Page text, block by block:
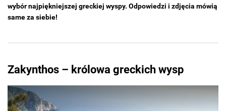
wybór najpiękniejszej greckiej wyspy. Odpowiedzi i zdjęcia mówią
same za siebie!
Zakynthos – królowa greckich wysp